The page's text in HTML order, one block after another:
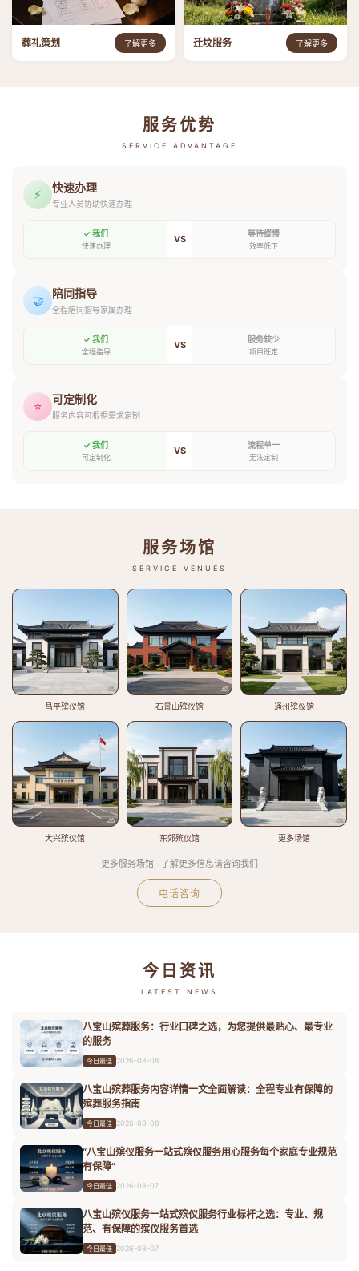
葬礼策划 了解更多 迁坟服务 了解更多
服务优势
SERVICE ADVANTAGE
⚡ 快速办理
专业人员协助快速办理
✓ 我们
快速办理
VS 等待缓慢
效率低下
🤝 陪同指导
全程陪同指导家属办理
✓ 我们
全程指导
VS 服务较少
项目既定
⭐ 可定制化
服务内容可根据需求定制
✓ 我们
可定制化
VS 流程单一
无法定制
服务场馆
SERVICE VENUES
昌平殡仪馆 石景山殡仪馆 通州殡仪馆
大兴殡仪馆 东郊殡仪馆 更多场馆
更多服务场馆 · 了解更多信息请咨询我们
电话咨询
今日资讯
LATEST NEWS
八宝山殡葬服务：行业口碑之选，为您提供最贴心、最专业
的服务
今日最佳 2026-08-08
八宝山殡葬服务内容详情一文全面解读：全程专业有保障的
殡葬服务指南
今日最佳 2026-08-08
“八宝山殡仪服务一站式殡仪服务用心服务每个家庭专业规范
有保障”
今日最佳 2026-08-07
八宝山殡仪服务一站式殡仪服务行业标杆之选：专业、规
范、有保障的殡仪服务首选
今日最佳 2026-08-07